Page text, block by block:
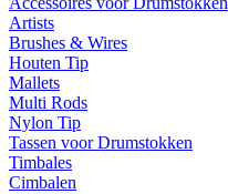
Artists
Brushes & Wires
Houten Tip
Mallets
Multi Rods
Nylon Tip
Tassen voor Drumstokken
Timbales
Cimbalen